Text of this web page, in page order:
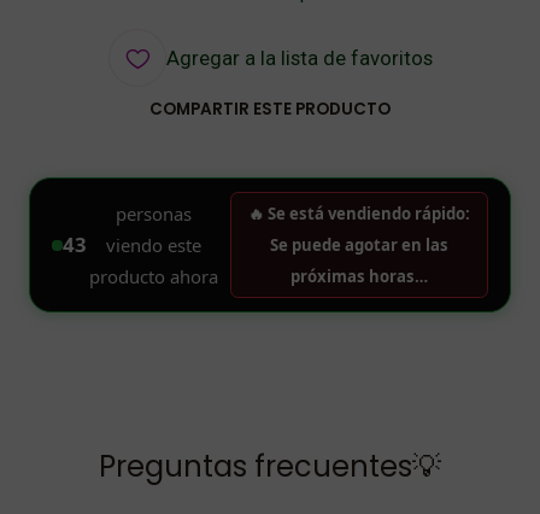
Agregar a la lista de favoritos
COMPARTIR ESTE PRODUCTO
Preguntas frecuentes💡